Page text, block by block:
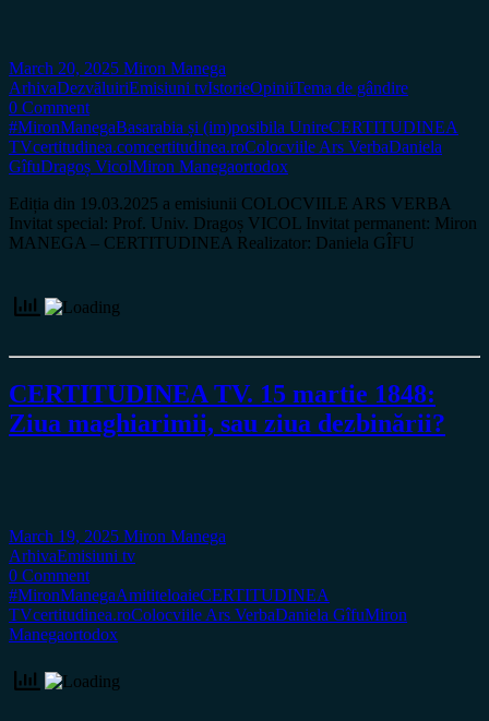
March 20, 2025 Miron Manega
ArhivaDezvăluiriEmisiuni tvIstorieOpiniiTema de gândire
0 Comment
#MironManegaBasarabia și (im)posibila UnireCERTITUDINEA
TVcertitudinea.comcertitudinea.roColocviile Ars VerbaDaniela
GîfuDragoș VicolMiron Manegaortodox
Ediția din 19.03.2025 a emisiunii COLOCVIILE ARS VERBA
Invitat special: Prof. Univ. Dragoș VICOL Invitat permanent: Miron
MANEGA – CERTITUDINEA Realizator: Daniela GÎFU
CERTITUDINEA TV. 15 martie 1848:
Ziua maghiarimii, sau ziua dezbinării?
March 19, 2025 Miron Manega
ArhivaEmisiuni tv
0 Comment
#MironManegaAmititeloaieCERTITUDINEA
TVcertitudinea.roColocviile Ars VerbaDaniela GîfuMiron
Manegaortodox